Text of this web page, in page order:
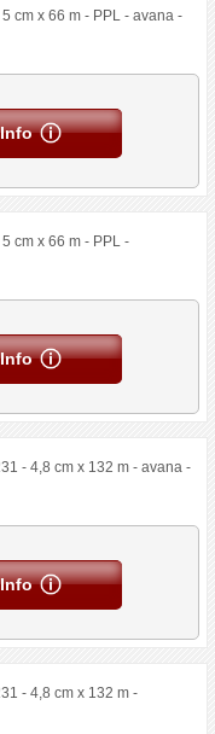
cm x 66 m - PPL - avana -
Info
cm x 66 m - PPL -
Info
- 4,8 cm x 132 m - avana -
Info
- 4,8 cm x 132 m -